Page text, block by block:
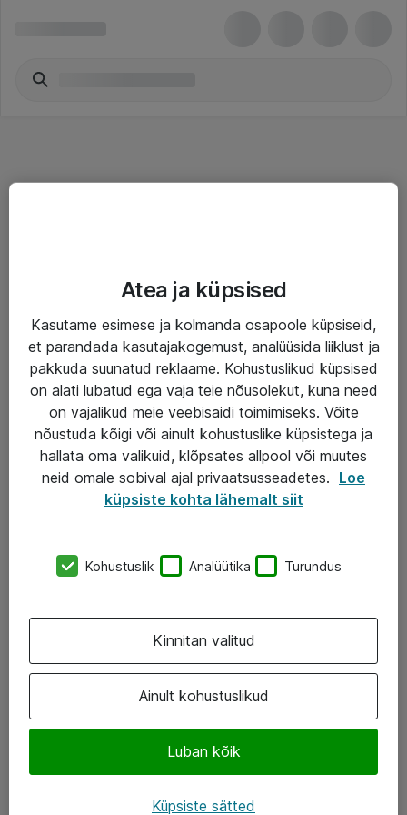
Haldusteenused
Garantii
Turva- ja nõrkvoolulahendused
AS ATEA
+372 659 3591
Järvevana tee 7b, 10112 Tallinn
Facebook
Atea ja küpsised
Kasutame esimese ja kolmanda osapoole küpsiseid,
et parandada kasutajakogemust, analüüsida liiklust ja
pakkuda suunatud reklaame. Kohustuslikud küpsised
on alati lubatud ega vaja teie nõusolekut, kuna need
on vajalikud meie veebisaidi toimimiseks. Võite
nõustuda kõigi või ainult kohustuslike küpsistega ja
hallata oma valikuid, klõpsates allpool või muutes
neid omale sobival ajal privaatsusseadetes. Loe
küpsiste kohta lähemalt siit
Kohustuslik Analüütika Turundus
Ainult kohustuslikud
Luban kõik
Kinnitan valitud
Küpsiste sätted